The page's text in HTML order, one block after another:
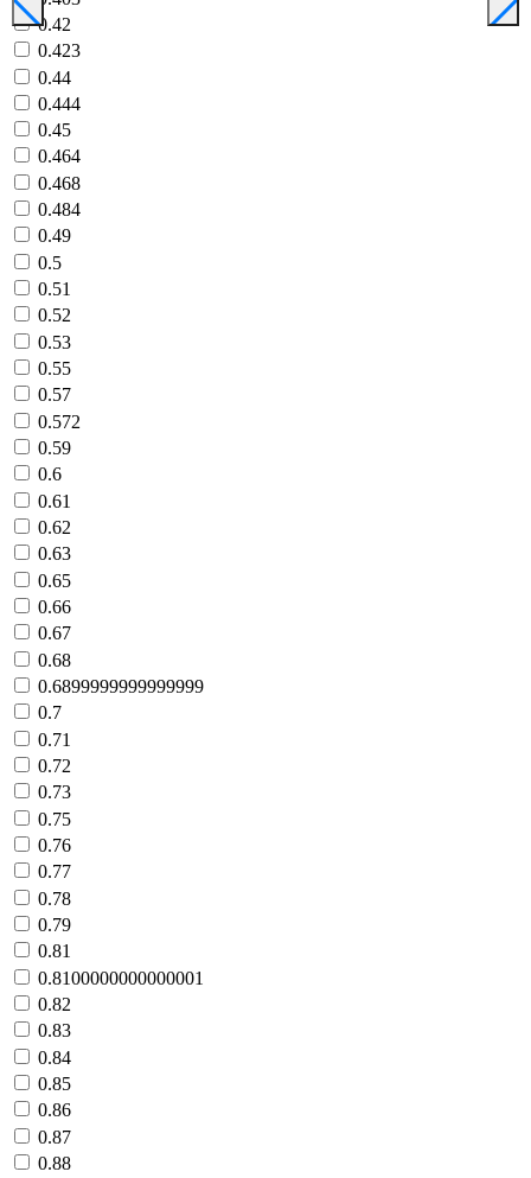
0.42
0.423
0.44
0.444
0.45
0.464
0.468
0.484
0.49
0.5
0.51
0.52
0.53
0.55
0.57
0.572
0.59
0.6
0.61
0.62
0.63
0.65
0.66
0.67
0.68
0.6899999999999999
0.7
0.71
0.72
0.73
0.75
0.76
0.77
0.78
0.79
0.81
0.8100000000000001
0.82
0.83
0.84
0.85
0.86
0.87
0.88